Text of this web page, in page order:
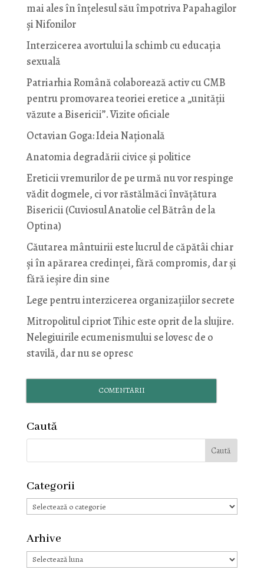
mai ales în înțelesul său împotriva Papahagilor
și Nifonilor
Interzicerea avortului la schimb cu educaţia
sexuală
Patriarhia Română colaborează activ cu CMB
pentru promovarea teoriei eretice a „unității
văzute a Bisericii”. Vizite oficiale
Octavian Goga: Ideia Naţională
Anatomia degradării civice și politice
Ereticii vremurilor de pe urmă nu vor respinge
vădit dogmele, ci vor răstălmăci învățătura
Bisericii (Cuviosul Anatolie cel Bătrân de la
Optina)
Căutarea mântuirii este lucrul de căpătâi chiar
și în apărarea credinței, fără compromis, dar și
fără ieșire din sine
Lege pentru interzicerea organizaţiilor secrete
Mitropolitul cipriot Tihic este oprit de la slujire.
Nelegiuirile ecumenismului se lovesc de o
stavilă, dar nu se opresc
COMENTARII
Caută
Categorii
Categorii
Arhive
Arhive